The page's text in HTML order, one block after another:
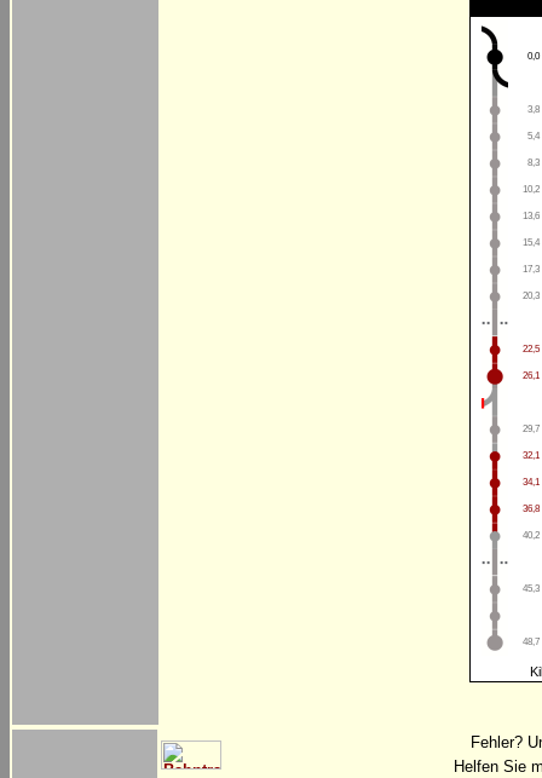
0,0
3,8
5,4
8,3
10,2
13,6
15,4
17,3
20,3
22,5
26,1
29,7
32,1
34,1
36,8
40,2
45,3
48,7
Fehler?
Helfen Sie